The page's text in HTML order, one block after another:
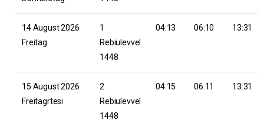
14 August 2026
Freitag
1
Rebiulevvel
1448
04:13 06:10 13:31
15 August 2026
Freitagrtesi
2
Rebiulevvel
1448
04:15 06:11 13:31